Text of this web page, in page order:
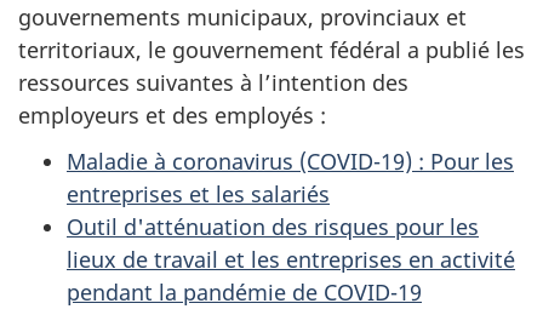
gouvernements municipaux, provinciaux et
territoriaux, le gouvernement fédéral a publié les
ressources suivantes à l’intention des
employeurs et des employés :
Maladie à coronavirus (COVID-19) : Pour les
entreprises et les salariés
Outil d'atténuation des risques pour les
lieux de travail et les entreprises en activité
pendant la pandémie de COVID-19